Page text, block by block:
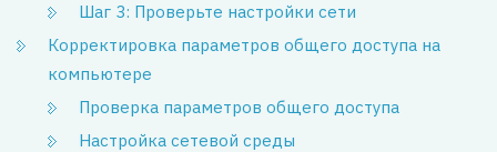
Шаг 3: Проверьте настройки сети
Корректировка параметров общего доступа на
компьютере
Проверка параметров общего доступа
Настройка сетевой среды